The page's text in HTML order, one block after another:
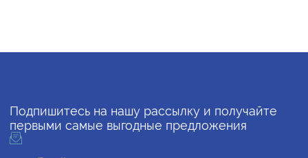
Подпишитесь на нашу рассылку и получайте
первыми самые выгодные предложения